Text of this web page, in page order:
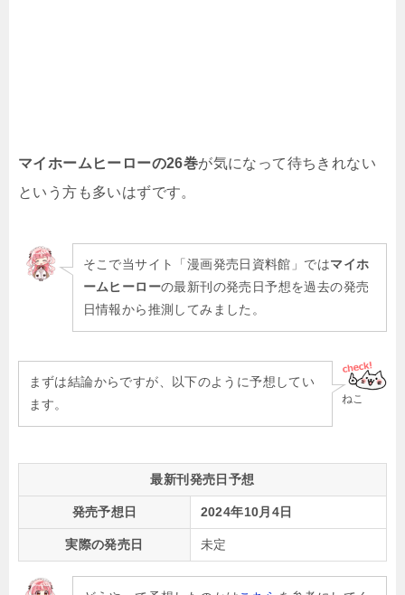
マイホームヒーローの26巻が気になって待ちきれない
という方も多いはずです。
そこで当サイト「漫画発売日資料館」ではマイホ
ームヒーローの最新刊の発売日予想を過去の発売
日情報から推測してみました。
ねこ
まずは結論からですが、以下のように予想してい
ます。
最新刊発売日予想
発売予想日 2024年10月4日
実際の発売日 未定